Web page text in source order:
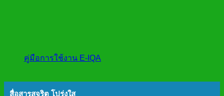
คู่มือการใช้งาน E-IQA
สื่อสารสุจริต โปร่งใส